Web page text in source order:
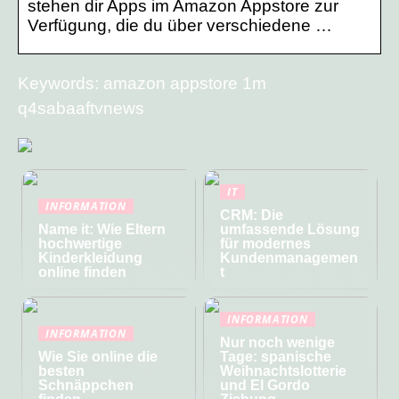
stehen dir Apps im Amazon Appstore zur
Verfügung, die du über verschiedene …
Keywords: amazon appstore 1m
q4sabaaftvnews
INFORMATION
Name it: Wie Eltern
hochwertige
Kinderkleidung
online finden
IT
CRM: Die
umfassende Lösung
für modernes
Kundenmanagemen
t
INFORMATION
Wie Sie online die
besten
Schnäppchen
INFORMATION
Nur noch wenige
Tage: spanische
Weihnachtslotterie
und El Gordo